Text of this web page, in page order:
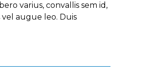
varius, convallis sem id,
vel augue leo. Duis